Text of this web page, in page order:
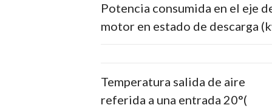
Potencia consumida en el eje
motor en estado de descarga
Temperatura salida de aire
referida a una entrada 20°(